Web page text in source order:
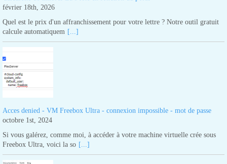
février 18th, 2026
Quel est le prix d'un affranchissement pour votre lettre ? Notre outil gratuit
calcule automatiquem [...]
Acces denied - VM Freebox Ultra - connexion impossible - mot de passe
octobre 1st, 2024
Si vous galérez, comme moi, à accéder à votre machine virtuelle crée sous
Freebox Ultra, voici la so [...]